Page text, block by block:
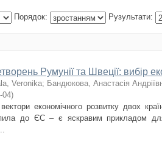
Порядок: Рузультати:
Румунії та Швеції: вибір
Veronika; Бандюкова, Анастасія
04)
економічного розвитку двох
до ЄС – є яскравим прикладом